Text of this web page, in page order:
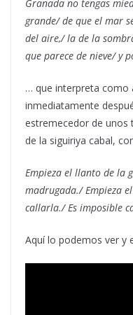
Granada no tengas
grande/ de que el mar
del aire,/ la de la
que parece de nieve/ y
… que interpreta como
inmediatamente
estremecedor de unos
de la siguiriya cabal,
Empieza el llanto de la
madrugada./ Empieza
callarla./ Es imposible
Aquí lo podemos ver y